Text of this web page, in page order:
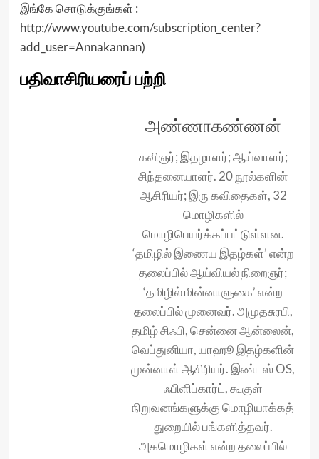
இங்கே சொடுக்குங்கள் :
http://www.youtube.com/subscription_center?
add_user=Annakannan)
பதிவாசிரியரைப் பற்றி
அண்ணாகண்ணன்
கவிஞர்; இதழாளர்; ஆய்வாளர்;
சிந்தனையாளர். 20 நூல்களின்
ஆசிரியர்; இரு கவிதைகள், 32
மொழிகளில்
மொழிபெயர்க்கப்பட்டுள்ளன.
‘தமிழில் இணைய இதழ்கள்’ என்ற
தலைப்பில் ஆய்வியல் நிறைஞர்;
‘தமிழில் மின்னாளுகை’ என்ற
தலைப்பில் முனைவர். அமுதசுரபி,
தமிழ் சிஃபி, சென்னை ஆன்லைன்,
வெப்துனியா, யாஹூ இதழ்களின்
முன்னாள் ஆசிரியர். இண்டஸ் OS,
ஃபிளிப்கார்ட், கூகுள்
நிறுவனங்களுக்கு மொழியாக்கத்
துறையில் பங்களித்தவர்.
அகமொழிகள் என்ற தலைப்பில்